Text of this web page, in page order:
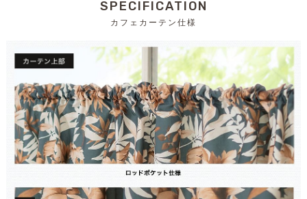
SPECIFICATION
カフェカーテン仕様